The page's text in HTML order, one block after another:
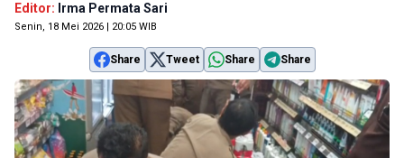
Editor: Irma Permata Sari
Senin, 18 Mei 2026 | 20:05 WIB
Share Tweet Share Share